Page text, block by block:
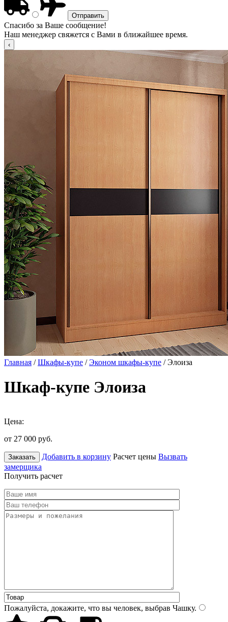
Спасибо за Ваше сообщение!
Наш менеджер свяжется с Вами в ближайшее время.
Главная /Шкафы-купе /Эконом шкафы-купе / Элоиза
Шкаф-купе Элоиза
Цена:
от 27 000 руб.
Заказать Добавить в корзину Расчет цены Вызвать
замерщика
Получить расчет
Пожалуйста, докажите, что вы человек, выбрав Чашку.